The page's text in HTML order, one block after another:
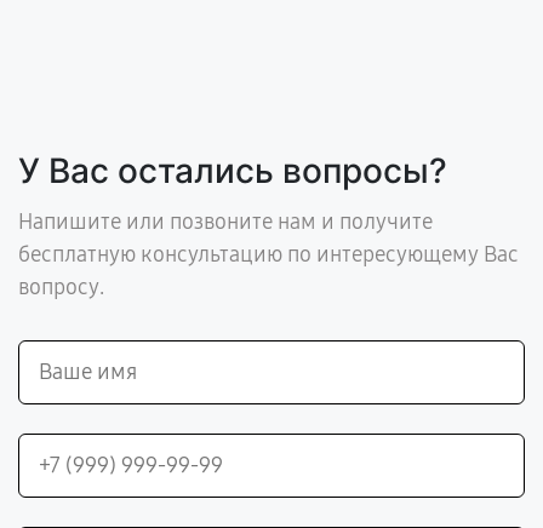
У Вас остались вопросы?
Напишите или позвоните нам и получите
бесплатную консультацию по интересующему Вас
вопросу.